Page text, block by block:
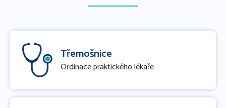
Třemošnice
Ordinace praktického lékaře